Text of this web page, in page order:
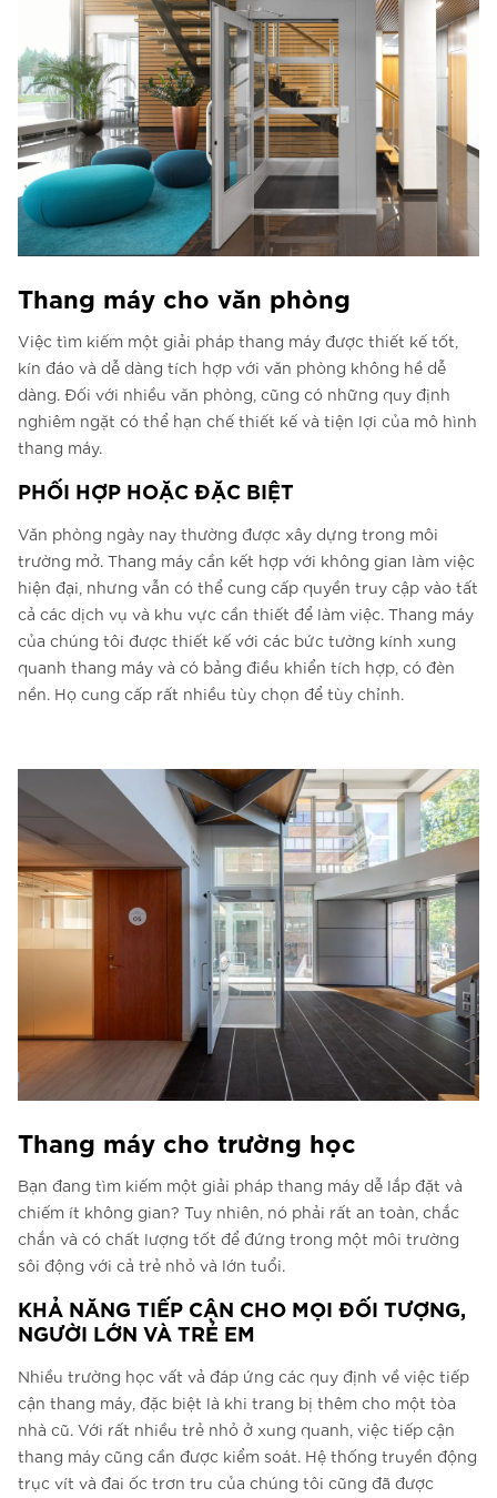
Thang máy cho văn phòng
Việc tìm kiếm một giải pháp thang máy được thiết kế tốt,
kín đáo và dễ dàng tích hợp với văn phòng không hề dễ
dàng. Đối với nhiều văn phòng, cũng có những quy định
nghiêm ngặt có thể hạn chế thiết kế và tiện lợi của mô hình
thang máy.
PHỐI HỢP HOẶC ĐẶC BIỆT
Văn phòng ngày nay thường được xây dựng trong môi
trường mở. Thang máy cần kết hợp với không gian làm việc
hiện đại, nhưng vẫn có thể cung cấp quyền truy cập vào tất
cả các dịch vụ và khu vực cần thiết để làm việc. Thang máy
của chúng tôi được thiết kế với các bức tường kính xung
quanh thang máy và có bảng điều khiển tích hợp, có đèn
nền. Họ cung cấp rất nhiều tùy chọn để tùy chỉnh.
Thang máy cho trường học
Bạn đang tìm kiếm một giải pháp thang máy dễ lắp đặt và
chiếm ít không gian? Tuy nhiên, nó phải rất an toàn, chắc
chắn và có chất lượng tốt để đứng trong một môi trường
sôi động với cả trẻ nhỏ và lớn tuổi.
KHẢ NĂNG TIẾP CẬN CHO MỌI ĐỐI TƯỢNG,
NGƯỜI LỚN VÀ TRẺ EM
Nhiều trường học vất vả đáp ứng các quy định về việc tiếp
cận thang máy, đặc biệt là khi trang bị thêm cho một tòa
nhà cũ. Với rất nhiều trẻ nhỏ ở xung quanh, việc tiếp cận
thang máy cũng cần được kiểm soát. Hệ thống truyền động
trục vít và đai ốc trơn tru của chúng tôi cũng đã được